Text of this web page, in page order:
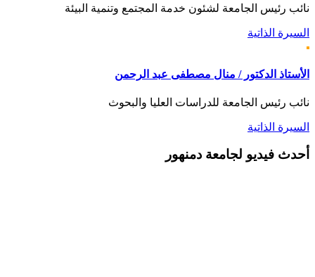
نائب رئيس الجامعة لشئون خدمة المجتمع وتنمية البيئة
السيرة الذاتية
الأستاذ الدكتور / منال مصطفى عبد الرحمن
نائب رئيس الجامعة للدراسات العليا والبحوث
السيرة الذاتية
أحدث فيديو لجامعة دمنهور